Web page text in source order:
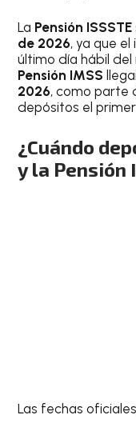
La Pensión ISSSTE
de 2026, ya que
último día hábil del
Pensión IMSS
2026, como parte
depósitos el
¿Cuándo
y la Pensión
Las fechas